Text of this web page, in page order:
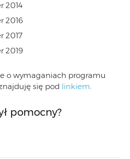
2014
2016
2017
2019
o wymaganiach programu
się pod linkiem
pomocny?